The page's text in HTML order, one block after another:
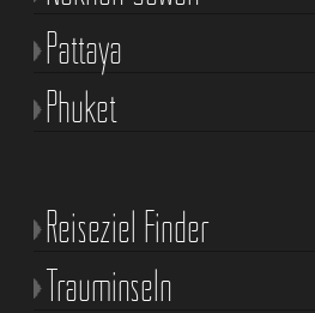
Pattaya
Phuket
Reiseziel Finder
Trauminseln